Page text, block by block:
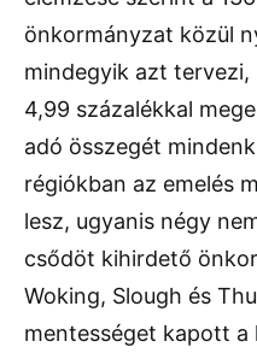
önkormányzat közül
mindegyik azt tervezi,
4,99 százalékkal
adó összegét
régiókban az emelés
lesz, ugyanis négy
csődöt kihirdető
Woking, Slough és
mentességet kapott